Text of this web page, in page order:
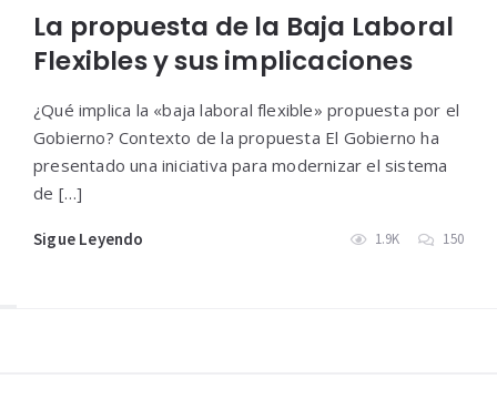
La propuesta de la Baja Laboral
Flexibles y sus implicaciones
¿Qué implica la «baja laboral flexible» propuesta por el
Gobierno? Contexto de la propuesta El Gobierno ha
presentado una iniciativa para modernizar el sistema
de […]
Sigue Leyendo 1.9K 150